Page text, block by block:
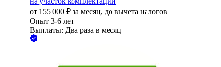
от 155 000 ₽ за месяц, до вычета налогов
Опыт 3-6 лет
Выплаты: Два раза в месяц